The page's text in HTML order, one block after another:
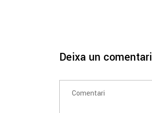
Deixa un comentari